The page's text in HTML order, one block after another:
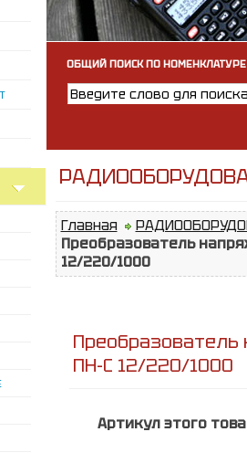
ОБЩИЙ ПОИСК ПО НОМЕНКЛАТУРЕ
Главная
Преобразователь
12/220/1000
Преобразователь
ПН-С 12/220/1000
Артикул этого